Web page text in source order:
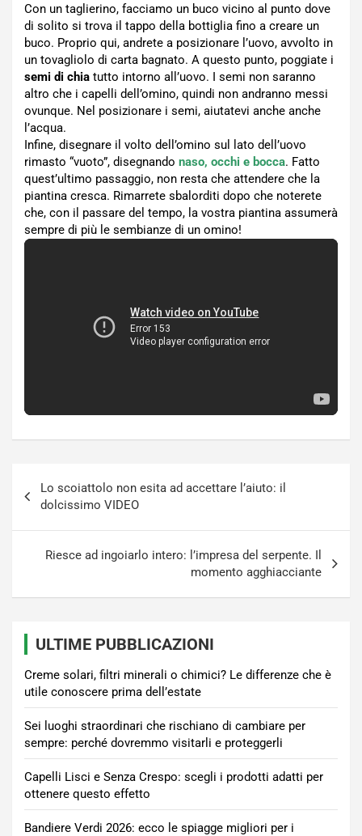
Con un taglierino, facciamo un buco vicino al punto dove
di solito si trova il tappo della bottiglia fino a creare un
buco. Proprio qui, andrete a posizionare l’uovo, avvolto in
un tovagliolo di carta bagnato. A questo punto, poggiate i
semi di chia tutto intorno all’uovo. I semi non saranno
altro che i capelli dell’omino, quindi non andranno messi
ovunque. Nel posizionare i semi, aiutatevi anche anche
l’acqua.
Infine, disegnare il volto dell’omino sul lato dell’uovo
rimasto “vuoto”, disegnando naso, occhi e bocca. Fatto
quest’ultimo passaggio, non resta che attendere che la
piantina cresca. Rimarrete sbalorditi dopo che noterete
che, con il passare del tempo, la vostra piantina assumerà
sempre di più le sembianze di un omino!
articoli
Lo scoiattolo non esita ad accettare l’aiuto: il
dolcissimo VIDEO
Riesce ad ingoiarlo intero: l’impresa del serpente. Il
momento agghiacciante
ULTIME PUBBLICAZIONI
Creme solari, filtri minerali o chimici? Le differenze che è
utile conoscere prima dell’estate
Sei luoghi straordinari che rischiano di cambiare per
sempre: perché dovremmo visitarli e proteggerli
Capelli Lisci e Senza Crespo: scegli i prodotti adatti per
ottenere questo effetto
Bandiere Verdi 2026: ecco le spiagge migliori per i